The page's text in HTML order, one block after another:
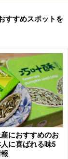
高い？
な魅力
ぶらりは少し危
費はかなりお
高め
ター！
すすめスポットを
におすすめのお
に喜ばれる味5